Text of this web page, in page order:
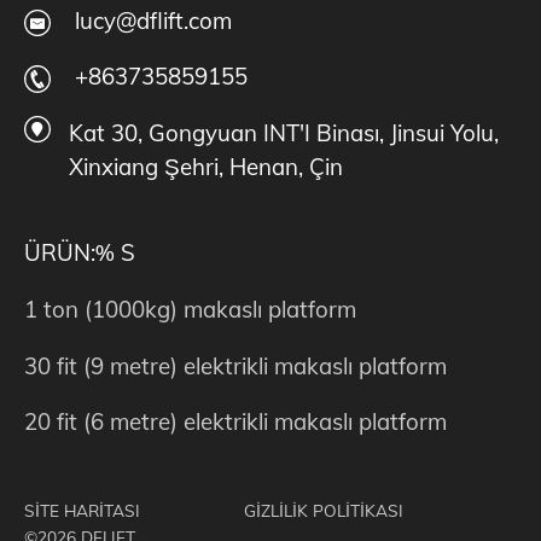
lucy@dflift.com
+863735859155
Kat 30, Gongyuan INT'I Binası, Jinsui Yolu,
Xinxiang Şehri, Henan, Çin
ÜRÜN:% S
1 ton (1000kg) makaslı platform
30 fit (9 metre) elektrikli makaslı platform
20 fit (6 metre) elektrikli makaslı platform
SİTE HARİTASI
GİZLİLİK POLİTİKASI
©2026 DFLIFT